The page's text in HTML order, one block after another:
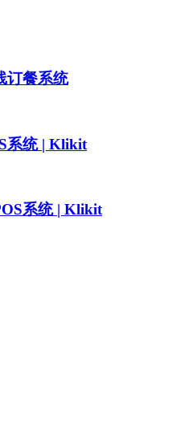
订餐系统
系统 | Klikit
系统 | Klikit